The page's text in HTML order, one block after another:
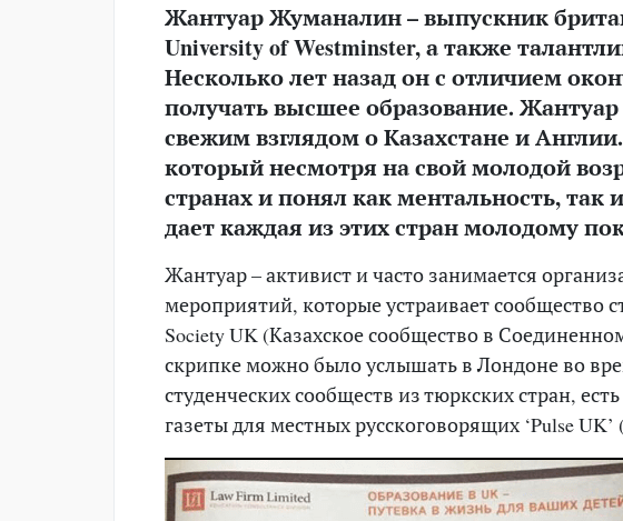
Жантуар Жуманалин – выпускник
University of Westminster, а также
Несколько лет назад онс отличием
получать высшее образование.
свежим взглядом о Казахстане и
который несмотря на свой молодой
странах и понял как ментальность,
дает каждая из этих стран молодому
Жантуар – активист и часто занимается
мероприятий, которые устраивает сообщество
Society UK (Казахское сообщество в
скрипке можно было услышать в Лондоне во
студенческих сообществ из тюркских стран,
газеты для местных русскоговорящих ‘Pulse UK’